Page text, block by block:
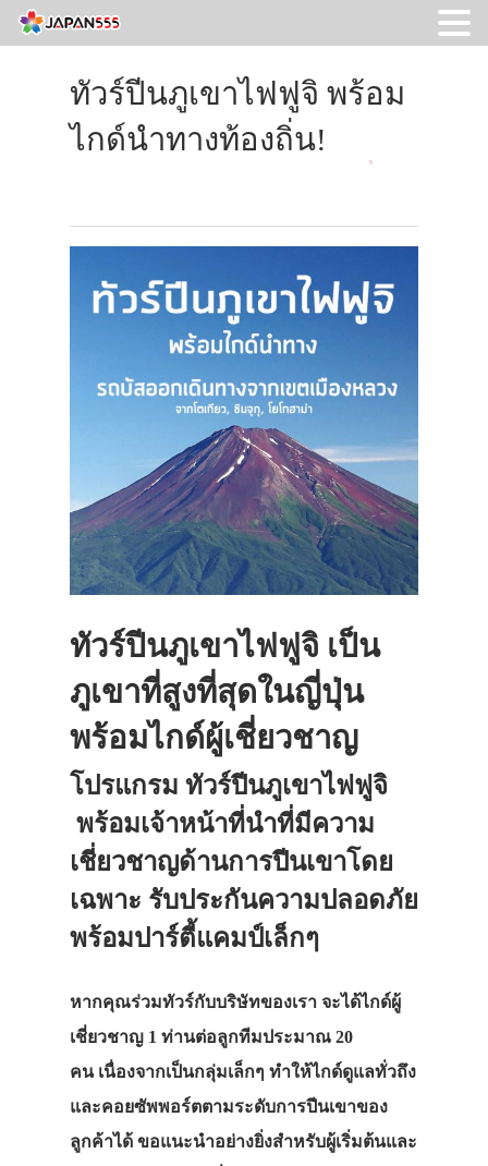
ทัวร์ปีนภูเขาไฟฟูจิ พร้อม
ไกด์นำทางท้องถิ่น!
ทัวร์ปีนภูเขาไฟฟูจิ เป็น
ภูเขาที่สูงที่สุดในญี่ปุ่น
พร้อมไกด์ผู้เชี่ยวชาญ
โปรแกรม ทัวร์ปีนภูเขาไฟฟูจิ
พร้อมเจ้าหน้าที่นำที่มีความ
เชี่ยวชาญด้านการปีนเขาโดย
เฉพาะ รับประกันความปลอดภัย
พร้อมปาร์ตี้แคมป์เล็กๆ
หากคุณร่วมทัวร์กับบริษัทของเรา จะได้ไกด์ผู้
เชี่ยวชาญ 1 ท่านต่อลูกทีมประมาณ 20
คน เนื่องจากเป็นกลุ่มเล็กๆ ทำให้ไกด์ดูแลทั่วถึง
และคอยซัพพอร์ตตามระดับการปีนเขาของ
ลูกค้าได้ ขอแนะนำอย่างยิ่งสำหรับผู้เริ่มต้นและ